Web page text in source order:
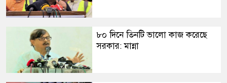
​৮০ দিনে তিনটি ভালো কাজ করেছে
সরকার: মান্না